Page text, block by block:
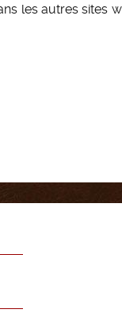
les autres sites